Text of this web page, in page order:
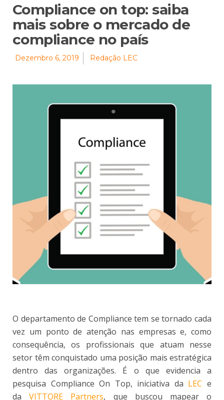
Compliance on top: saiba
mais sobre o mercado de
compliance no país
Dezembro 6, 2019 Redação LEC
O departamento de Compliance tem se tornado cada
vez um ponto de atenção nas empresas e, como
consequência, os profissionais que atuam nesse
setor têm conquistado uma posição mais estratégica
dentro das organizações. É o que evidencia a
pesquisa Compliance On Top, iniciativa da LEC e
daVITTORE Partners, que buscou mapear o